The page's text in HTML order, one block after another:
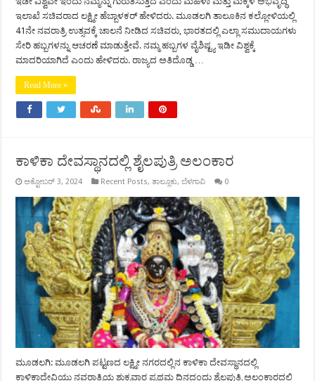
ಇಲಾಖೆ ಸಚಿವರಾದ ಲಕ್ಷ್ಮೀ ಹೆಬ್ಬಾಳಕರ್ ಹೇಳಿದರು. ಮೂಡಲಗಿ ತಾಲೂಕಿನ ಕಲ್ಲೋಳಿಯಲ್ಲಿ
41ನೇ ನವರಾತ್ರಿ ಉತ್ಸವಕ್ಕೆ ಚಾಲನೆ ನೀಡಿದ ಸಚಿವರು, ಭಾರತದಲ್ಲಿ ಎಲ್ಲಾ ಸಮುದಾಯಗಳು
ಸೇರಿ ಹಬ್ಬಗಳನ್ನು ಆಚರಣೆ ಮಾಡುತ್ತೇವೆ. ನಮ್ಮ ಹಬ್ಬಗಳ ವೈಶಿಷ್ಟ್ಯ ಇಡೀ ವಿಶ್ವಕ್ಕೆ
ಮಾದರಿಯಾಗಿದೆ ಎಂದು ಹೇಳಿದರು. ರಾಜ್ಯದ ಅತಿದೊಡ್ಡ …
Read More »
ಕಾಳಿಕಾ ದೇವಸ್ಥಾನದಲ್ಲಿ ಶೈಲಪುತ್ರಿ ಅಲಂಕಾರ
ಅಕ್ಟೋಬರ್ 3, 2024 Recent Posts,ತಾಲ್ಲೂಕು,ಬೆಳಗಾವಿ 0
ಮೂಡಲಗಿ: ಮೂಡಲಗಿ ಪಟ್ಟಣದ ಲಕ್ಷ್ಮೀ ನಗರದಲ್ಲಿನ ಕಾಳಿಕಾ ದೇವಸ್ಥಾನದಲ್ಲಿ
ಕಾಳಿಕಾದೇವಿಯು ನವರಾತ್ರಿಯ ಶುಕ್ರವಾರ ಪ್ರಥಮ ದಿನದಂದು ಶೈಲಪುತ್ರಿ ಅಲಂಕಾರದಲ್ಲಿ